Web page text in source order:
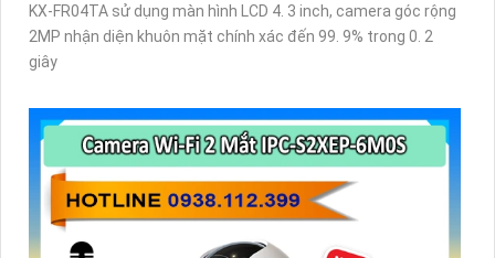
KX-FR04TA sử dụng màn hình LCD 4. 3 inch, camera góc rộng
2MP nhận diện khuôn mặt chính xác đến 99. 9% trong 0. 2
giây